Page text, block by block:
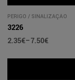
PERIGO / SINALIZAÇÃO
3226
2.35€–7.50€